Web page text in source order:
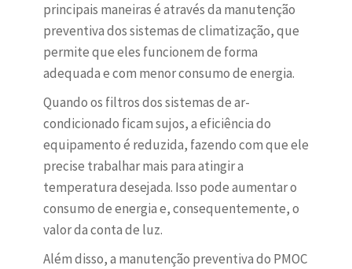
principais maneiras é através da manutenção
preventiva dos sistemas de climatização, que
permite que eles funcionem de forma
adequada e com menor consumo de energia.
Quando os filtros dos sistemas de ar-
condicionado ficam sujos, a eficiência do
equipamento é reduzida, fazendo com que ele
precise trabalhar mais para atingir a
temperatura desejada. Isso pode aumentar o
consumo de energia e, consequentemente, o
valor da conta de luz.
Além disso, a manutenção preventiva do PMOC